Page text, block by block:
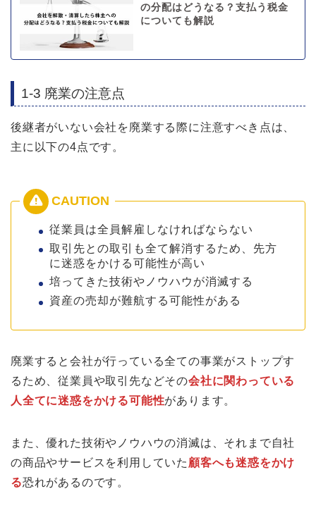
の分配はどうなる？支払う税金
についても解説
1-3 廃業の注意点
後継者がいない会社を廃業する際に注意すべき点は、
主に以下の4点です。
従業員は全員解雇しなければならない
取引先との取引も全て解消するため、先方
に迷惑をかける可能性が高い
培ってきた技術やノウハウが消滅する
資産の売却が難航する可能性がある
廃業すると会社が行っている全ての事業がストップす
るため、従業員や取引先などその会社に関わっている
人全てに迷惑をかける可能性があります。
また、優れた技術やノウハウの消滅は、それまで自社
の商品やサービスを利用していた 顧客へも迷惑をかけ
る恐れがあるのです。